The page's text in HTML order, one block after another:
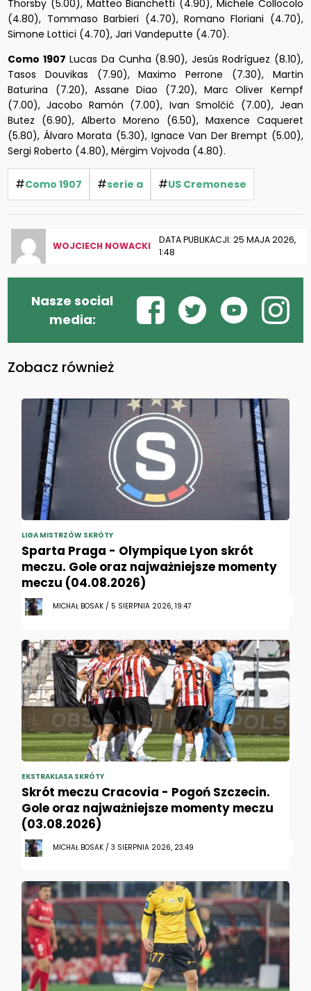
Thorsby (5.00), Matteo Bianchetti (4.90), Michele Collocolo
(4.80), Tommaso Barbieri (4.70), Romano Floriani (4.70),
Simone Lottici (4.70), Jari Vandeputte (4.70).
Como 1907 Lucas Da Cunha (8.90), Jesús Rodríguez (8.10),
Tasos Douvikas (7.90), Maximo Perrone (7.30), Martin
Baturina (7.20), Assane Diao (7.20), Marc Oliver Kempf
(7.00), Jacobo Ramón (7.00), Ivan Smolčić (7.00), Jean
Butez (6.90), Alberto Moreno (6.50), Maxence Caqueret
(5.80), Álvaro Morata (5.30), Ignace Van Der Brempt (5.00),
Sergi Roberto (4.80), Mërgim Vojvoda (4.80).
#Como 1907 #serie a #US Cremonese
WOJCIECH NOWACKI
DATA PUBLIKACJI: 25 MAJA 2026,
1:48
Nasze social
media:
Zobacz również
LIGA MISTRZÓW SKRÓTY
Sparta Praga - Olympique Lyon skrót
meczu. Gole oraz najważniejsze momenty
meczu (04.08.2026)
MICHAŁ BOSAK / 5 SIERPNIA 2026, 19:47
EKSTRAKLASA SKRÓTY
Skrót meczu Cracovia - Pogoń Szczecin.
Gole oraz najważniejsze momenty meczu
(03.08.2026)
MICHAŁ BOSAK / 3 SIERPNIA 2026, 23:49